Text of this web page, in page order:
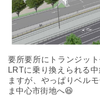
要所要所にトランジッ
LRTに乗り換えられる
ますが、やっぱりベル
ま中心市街地へ😆